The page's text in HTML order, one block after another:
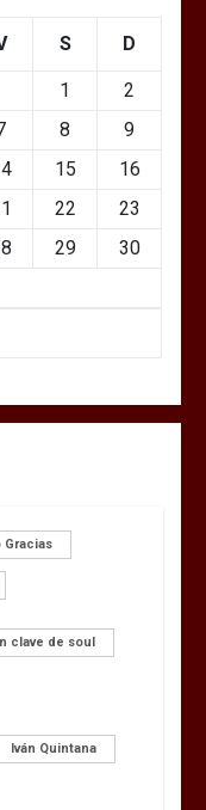
S D
1
2
8
9
15
16
22
23
29
30
Gracias
clave de soul
Iván Quintana